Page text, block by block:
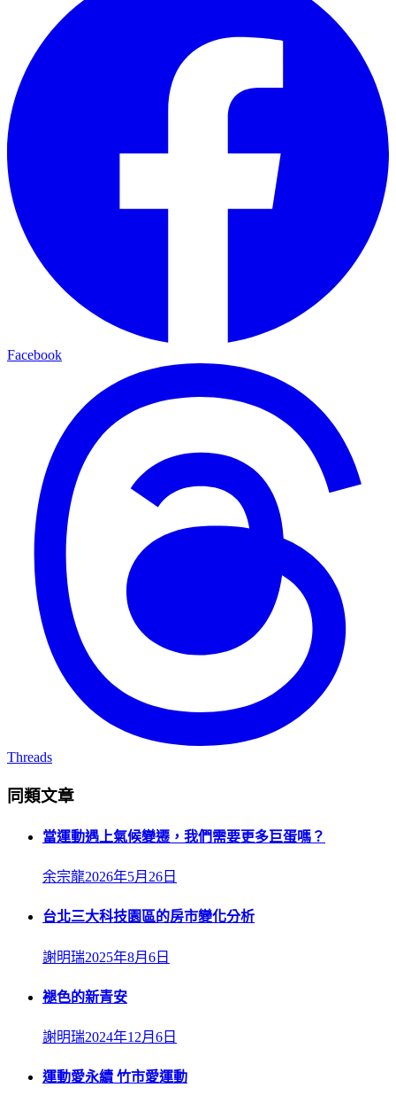
Facebook
Threads
同類文章
當運動遇上氣候變遷，我們需要更多巨蛋嗎？
余宗龍2026年5月26日
台北三大科技園區的房市變化分析
謝明瑞2025年8月6日
褪色的新青安
謝明瑞2024年12月6日
運動愛永續 竹市愛運動